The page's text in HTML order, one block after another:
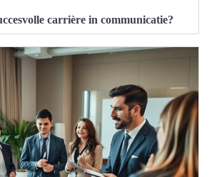
carrière in communicatie?